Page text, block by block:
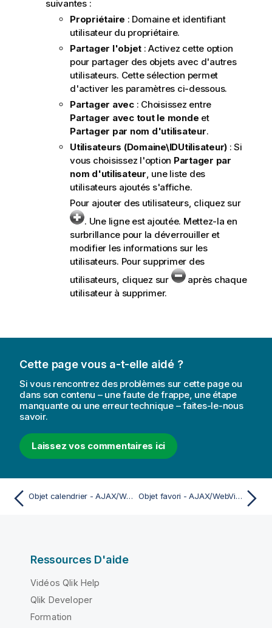
suivantes :
Propriétaire : Domaine et identifiant
utilisateur du propriétaire.
Partager l'objet : Activez cette option
pour partager des objets avec d'autres
utilisateurs. Cette sélection permet
d'activer les paramètres ci-dessous.
Partager avec: Choisissez entre
Partager avec tout le monde et
Partager par nom d'utilisateur.
Utilisateurs (Domaine\IDUtilisateur) : Si
vous choisissez l'option Partager par
nom d'utilisateur, une liste des
utilisateurs ajoutés s'affiche.
Pour ajouter des utilisateurs, cliquez sur
. Une ligne est ajoutée. Mettez-la en
surbrillance pour la déverrouiller et
modifier les informations sur les
utilisateurs. Pour supprimer des
utilisateurs, cliquez sur
après chaque
utilisateur à supprimer.
Cette page vous a-t-elle aidé ?
Si vous rencontrez des problèmes sur cette page ou
dans son contenu – une faute de frappe, une étape
manquante ou une erreur technique – faites-le-nous
savoir.
Laissez vos commentaires ici
Objet calendrier - AJAX/WebView Objet favori - AJAX/WebView
Ressources D'aide
Vidéos Qlik Help
Qlik Developer
Formation